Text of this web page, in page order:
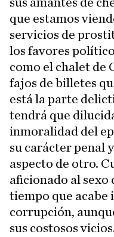
que estamos
servicios de
los favores
como el chalet de
fajos de billetes
está la parte
tendrá que
inmoralidad del
su carácter penal
aspecto de otro.
aficionado al sexo
tiempo que acabe
corrupción,
sus costosos